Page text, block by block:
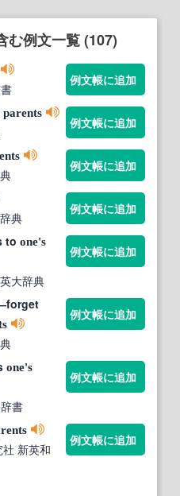
む例文一覧 (107)
例文帳に追加
parents
例文帳に追加
例文帳に追加
典
例文帳に追加
to one's
大辞典
例文帳に追加
例文帳に追加
one's
書
例文帳に追加
新英和
例文帳に追加